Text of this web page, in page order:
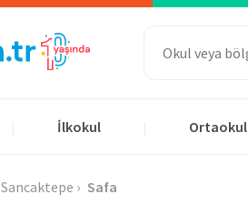
İlkokul Ortaokul
Sancaktepe Safa